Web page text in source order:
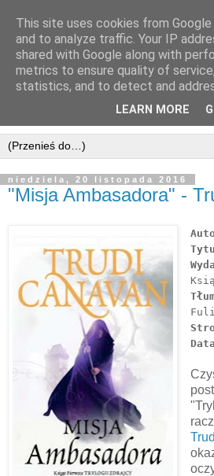
niedziela, 20 listopada 2016
"Misja Ambasadora" -
This site uses cookies from
and to analyze traffic. Your IP
shared with Google along with
metrics to ensure quality of
statistics, and to detect and
LEARN MORE